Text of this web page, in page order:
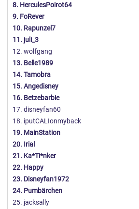
8. HerculesPoirot64
9. FoRever
10. Rapunzel7
11. juli_3
12. wolfgang
13. Belle1989
14. Tamobra
15. Angedisney
16. Betzebarbie
17. disneyfan60
18. iputCALIonmyback
19. MainStation
20. Irial
21. Ka*Ti*nker
22. Happy
23. Disneyfan1972
24. Pumbärchen
25. jacksally